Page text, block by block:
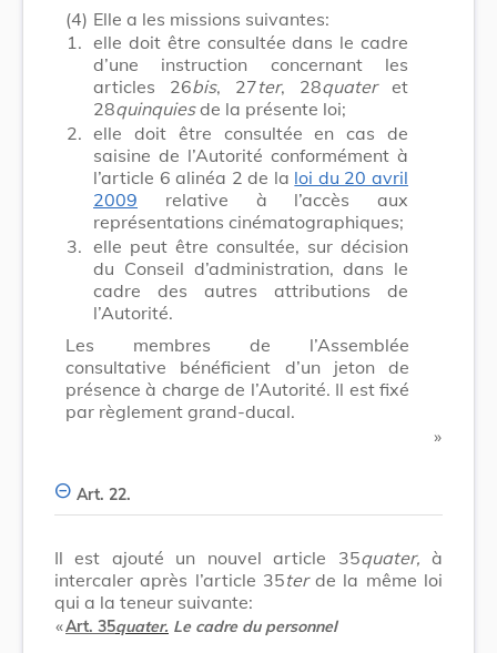
(4) Elle a les missions suivantes:
1. elle doit être consultée dans le cadre
d’une instruction concernant les
articles 26bis, 27ter, 28quateret
28quinquiesde la présente loi;
2. elle doit être consultée en cas de
saisine de l’Autorité conformément à
l’article 6 alinéa 2 de la loi du 20 avril
2009 relative à l’accès aux
représentations cinématographiques;
3. elle peut être consultée, sur décision
du Conseil d’administration, dans le
cadre des autres attributions de
l’Autorité.
Les membres de l’Assemblée
consultative bénéficient d’un jeton de
présence à charge de l’Autorité. Il est fixé
par règlement grand-ducal.
​ »
Art. 22.
Il est ajouté un nouvel article 35quater, à
intercaler après l’article 35terde la même loi
qui a la teneur suivante:
​ «Art. 35quater. Le cadre du personnel